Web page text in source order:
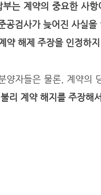
는 계약의 중요한 사
공검사가 늦어진 사실
약 해제 주장을 인정하
리 계약 해지를 주장해